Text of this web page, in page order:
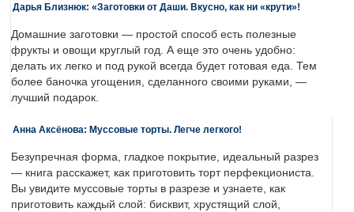
Дарья Близнюк: «Заготовки от Даши. Вкусно, как ни «крути»!
Домашние заготовки — простой способ есть полезные
фрукты и овощи круглый год. А еще это очень удобно:
делать их легко и под рукой всегда будет готовая еда. Тем
более баночка угощения, сделанного своими руками, —
лучший подарок.
Анна Аксёнова: Муссовые торты. Легче легкого!
Безупречная форма, гладкое покрытие, идеальный разрез
— книга расскажет, как приготовить торт перфекциониста.
Вы увидите муссовые торты в разрезе и узнаете, как
приготовить каждый слой: бисквит, хрустящий слой,